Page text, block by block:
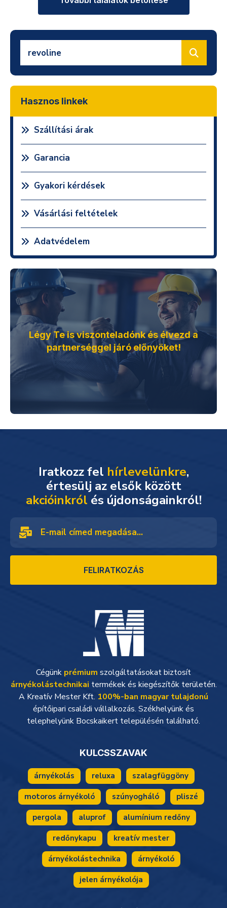
Hasznos linkek
Szállítási árak
Garancia
Gyakori kérdések
Vásárlási feltételek
Adatvédelem
Légy Te is viszonteladónk és élvezd a
partnerséggel járó előnyöket!
Iratkozz fel hírlevelünkre,
értesülj az elsők között
akcióinkról és újdonságainkról!
FELIRATKOZÁS
Cégünk prémium szolgáltatásokat biztosít
árnyékolástechnikai termékek és kiegészítők területén.
A Kreatív Mester Kft. 100%-ban magyar tulajdonú
építőipari családi vállalkozás. Székhelyünk és
telephelyünk Bocskaikert településén található.
KULCSSZAVAK
árnyékolás reluxa szalagfüggöny
motoros árnyékoló szúnyogháló pliszé
pergola aluprof alumínium redőny
redőnykapu kreatív mester
árnyékolástechnika árnyékoló
jelen árnyékolója